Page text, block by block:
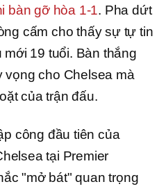
bàn gỡ hòa 1-1. Pha dứt
cấm cho thấy sự tự tin
19 tuổi. Bàn thắng
vọng cho Chelsea mà
của trận đấu.
công đầu tiên của
tại Premier
"mở bát" quan trọng